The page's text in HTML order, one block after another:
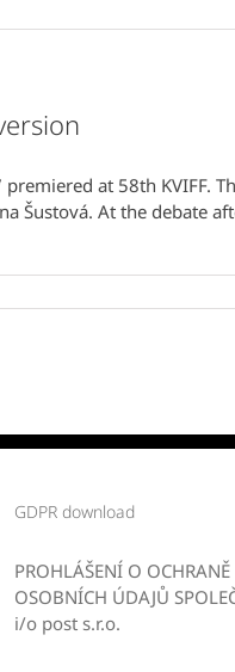
at 58th KVIFF.
Šustová. At the debate
GDPR download
PROHLÁŠENÍ O OCHRANĚ
OSOBNÍCH ÚDAJŮ
i/o post s.r.o.